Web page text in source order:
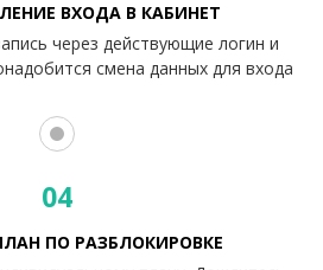
ВХОДА В КАБИНЕТ
через действующие логин и
смена данных для входа
04
ПО РАЗБЛОКИРОВКЕ